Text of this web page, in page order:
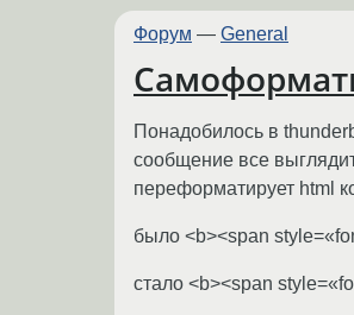
Форум — General
Понадобилось в
сообщение все
переформатирует html
было <b><span
стало <b><span